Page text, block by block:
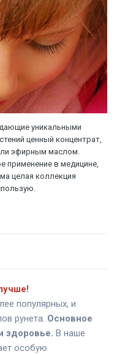
уникальными
ценный концентрат,
эфирным маслом.
применение в медицине,
целая коллекция
популярных, и
рунета. Основное
здоровье. В наше
особую